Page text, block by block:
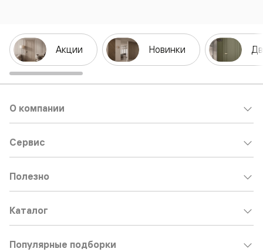
Акции Новинки
О компании
Сервис
Полезно
Каталог
Популярные подборки